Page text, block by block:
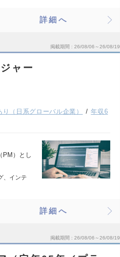
詳細へ
掲載期間 26/08/06～26/08/19
ャー
り（日系グローバル企業）
年収6
PM）とし
、インテ
詳細へ
掲載期間 26/08/06～26/08/19